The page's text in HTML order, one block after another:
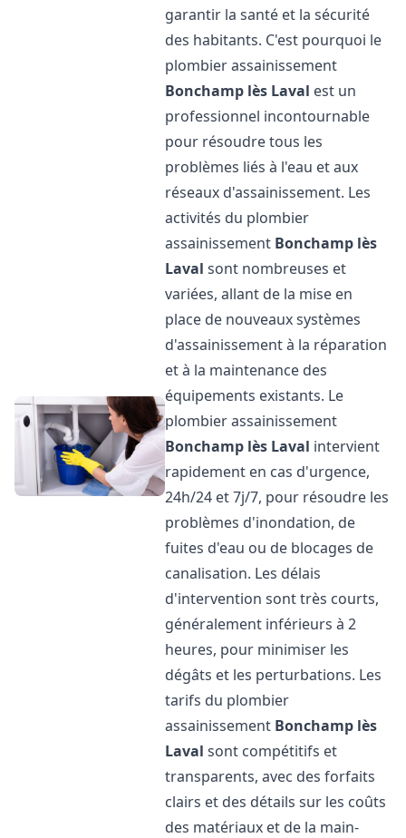
garantir la santé et la sécurité
des habitants. C'est pourquoi le
plombier assainissement
Bonchamp lès Laval est un
professionnel incontournable
pour résoudre tous les
problèmes liés à l'eau et aux
réseaux d'assainissement. Les
activités du plombier
assainissement Bonchamp lès
Laval sont nombreuses et
variées, allant de la mise en
place de nouveaux systèmes
d'assainissement à la réparation
et à la maintenance des
équipements existants. Le
plombier assainissement
Bonchamp lès Laval intervient
rapidement en cas d'urgence,
24h/24 et 7j/7, pour résoudre les
problèmes d'inondation, de
fuites d'eau ou de blocages de
canalisation. Les délais
d'intervention sont très courts,
généralement inférieurs à 2
heures, pour minimiser les
dégâts et les perturbations. Les
tarifs du plombier
assainissement Bonchamp lès
Laval sont compétitifs et
transparents, avec des forfaits
clairs et des détails sur les coûts
des matériaux et de la main-